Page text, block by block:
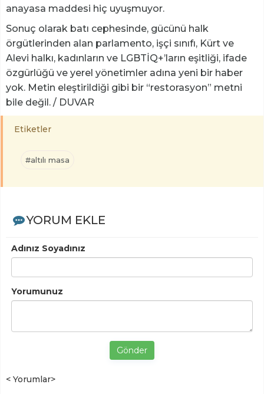
anayasa maddesi hiç uyuşmuyor.
Sonuç olarak batı cephesinde, gücünü halk
örgütlerinden alan parlamento, işçi sınıfı, Kürt ve
Alevi halkı, kadınların ve LGBTİQ+’ların eşitliği, ifade
özgürlüğü ve yerel yönetimler adına yeni bir haber
yok. Metin eleştirildiği gibi bir “restorasyon” metni
bile değil. / DUVAR
Etiketler
#altılı masa
YORUM EKLE
Adınız Soyadınız
Yorumunuz
Gönder
< Yorumlar>